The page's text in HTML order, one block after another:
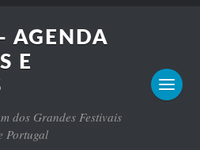
AGENDA
E
dos Grandes Festivais
Portugal